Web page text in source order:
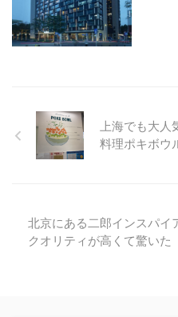
上海でも大人
料理ポキボウ
北京にある二郎インスパイ
クオリティが高くて驚いた